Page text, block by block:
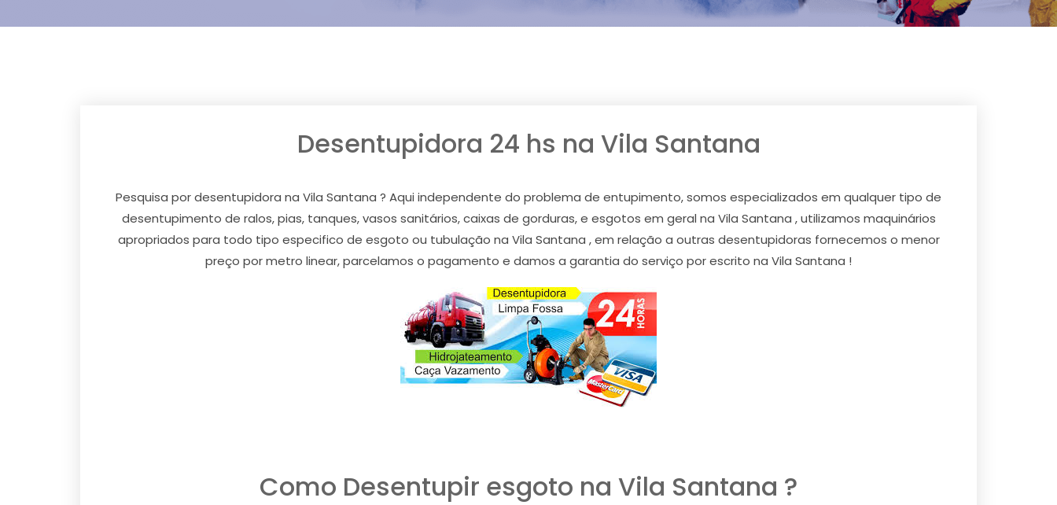
Desentupidora 24 hs na Vila Santana
Pesquisa por desentupidora na Vila Santana ? Aqui independente do problema de entupimento, somos especializados em qualquer tipo de
desentupimento de ralos, pias, tanques, vasos sanitários, caixas de gorduras, e esgotos em geral na Vila Santana , utilizamos maquinários
apropriados para todo tipo especifico de esgoto ou tubulação na Vila Santana , em relação a outras desentupidoras fornecemos o menor
preço por metro linear, parcelamos o pagamento e damos a garantia do serviço por escrito na Vila Santana !
Como Desentupir esgoto na Vila Santana ?